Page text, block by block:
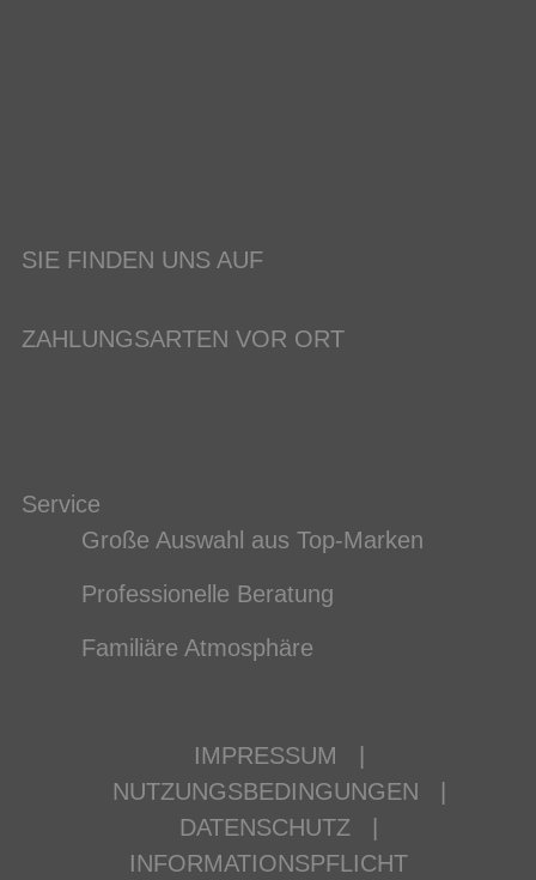
SIE FINDEN UNS AUF
ZAHLUNGSARTEN VOR ORT
Service
Große Auswahl aus Top-Marken
Professionelle Beratung
Familiäre Atmosphäre
IMPRESSUM
NUTZUNGSBEDINGUNGEN
DATENSCHUTZ
INFORMATIONSPFLICHT